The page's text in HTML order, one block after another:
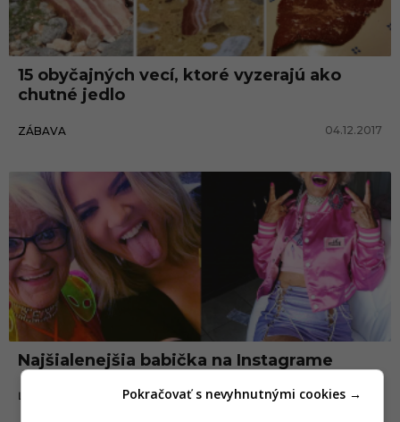
15 obyčajných vecí, ktoré vyzerajú ako
chutné jedlo
ZÁBAVA 04.12.2017
Najšialenejšia babička na Instagrame
ĽUDIA 06.11.2017
Pokračovať s nevyhnutnými cookies →